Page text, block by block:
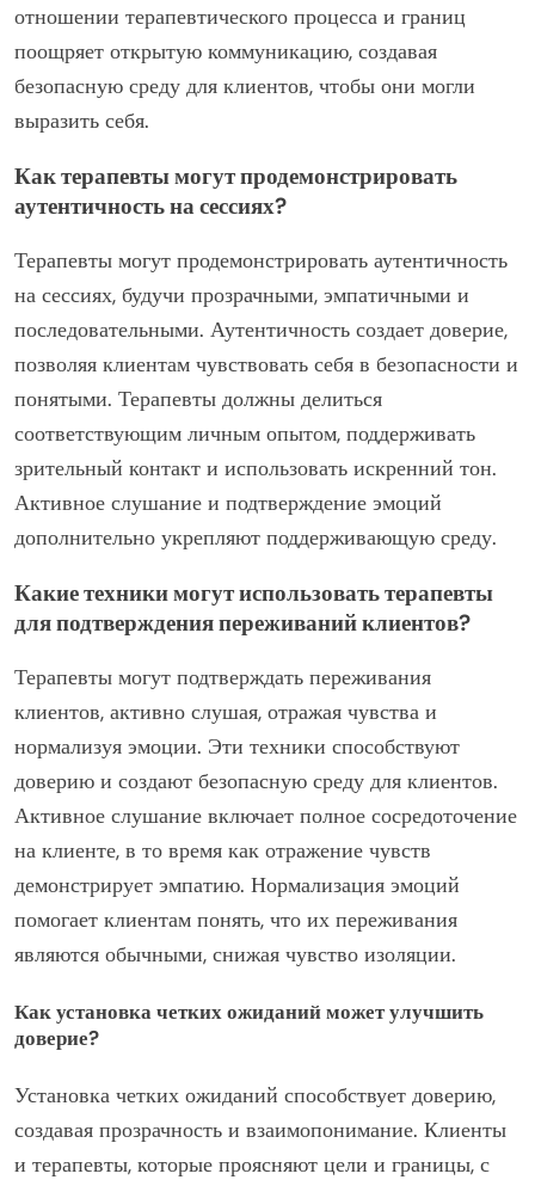
отношении терапевтического процесса и границ
поощряет открытую коммуникацию, создавая
безопасную среду для клиентов, чтобы они могли
выразить себя.
Как терапевты могут продемонстрировать
аутентичность на сессиях?
Терапевты могут продемонстрировать аутентичность
на сессиях, будучи прозрачными, эмпатичными и
последовательными. Аутентичность создает доверие,
позволяя клиентам чувствовать себя в безопасности и
понятыми. Терапевты должны делиться
соответствующим личным опытом, поддерживать
зрительный контакт и использовать искренний тон.
Активное слушание и подтверждение эмоций
дополнительно укрепляют поддерживающую среду.
Какие техники могут использовать терапевты
для подтверждения переживаний клиентов?
Терапевты могут подтверждать переживания
клиентов, активно слушая, отражая чувства и
нормализуя эмоции. Эти техники способствуют
доверию и создают безопасную среду для клиентов.
Активное слушание включает полное сосредоточение
на клиенте, в то время как отражение чувств
демонстрирует эмпатию. Нормализация эмоций
помогает клиентам понять, что их переживания
являются обычными, снижая чувство изоляции.
Как установка четких ожиданий может улучшить
доверие?
Установка четких ожиданий способствует доверию,
создавая прозрачность и взаимопонимание. Клиенты
и терапевты, которые проясняют цели и границы, с